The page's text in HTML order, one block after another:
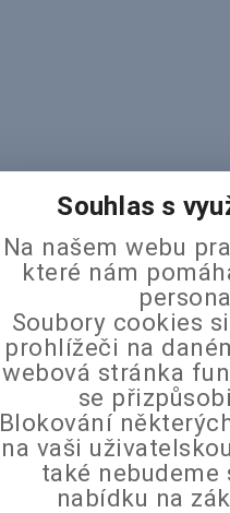
Souhlas s
Na našem webu
které nám
Soubory cookies
prohlížeči na
webová stránka
se
Blokování
na vaši
také
nabídku na